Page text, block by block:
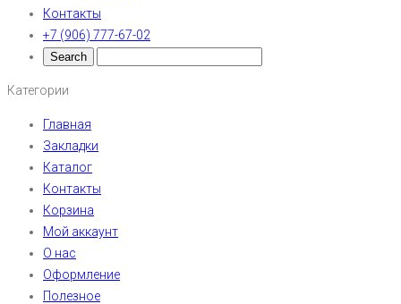
Контакты
+7 (906) 777-67-02
Категории
Главная
Закладки
Каталог
Контакты
Корзина
Мой аккаунт
О нас
Оформление
Полезное